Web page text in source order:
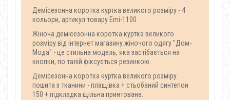
Демісезонна коротка куртка великого розміру - 4
кольори, артикул товару Emi-1100
Жіноча демісезонна коротка куртка великого
розміру від інтернет магазину жіночого одягу "Дом-
Мода" - це стильна модель, яка застібається на
кнопки, по талій фіксується резинкою.
Демісезонна коротка куртка великого розміру
пошита з тканини - плащівка + стьобаний синтепон
150 + підкладка щільна принтована.